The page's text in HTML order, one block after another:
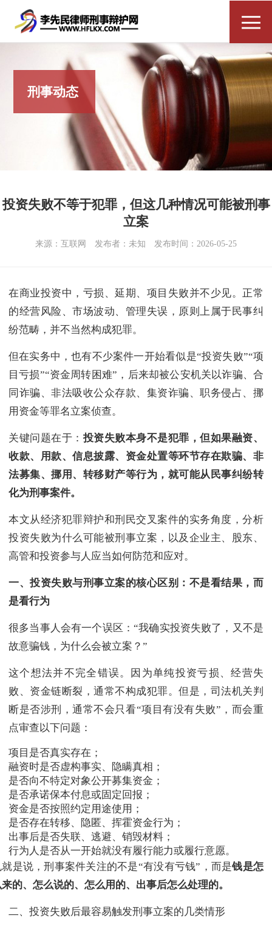
刑事动态
投资失败不等于犯罪，但这几种情况可能被刑事
立案
来源：互联网 发布者：未知 发布时间：2026-05-25
在商业投资中，亏损、延期、项目失败并不少见。正常
的经营风险、市场波动、管理失误，原则上属于民事纠
纷范畴，并不当然构成犯罪。
但在实务中，也有不少案件一开始看似是“投资失败”“项
目亏损”“资金周转困难”，后来却被公安机关以诈骗、合
同诈骗、非法吸收公众存款、集资诈骗、职务侵占、挪
用资金等罪名立案侦查。
关键问题在于： 投资失败本身不是犯罪，但如果融资、
收款、用款、信息披露、资金处置等环节存在欺骗、非
法募集、挪用、转移财产等行为，就可能从民事纠纷转
化为刑事案件。
本文从经济犯罪辩护和刑民交叉案件的实务角度，分析
投资失败为什么可能被刑事立案，以及企业主、股东、
高管和投资参与人应当如何防范和应对。
一、投资失败与刑事立案的核心区别：不是看结果，而
是看行为
很多当事人会有一个误区：“我确实投资失败了，又不是
故意骗钱，为什么会被立案？”
这个想法并不完全错误。因为单纯投资亏损、经营失
败、资金链断裂，通常不构成犯罪。但是，司法机关判
断是否涉刑，通常不会只看“项目有没有失败”，而会重
点审查以下问题：
项目是否真实存在；
融资时是否虚构事实、隐瞒真相；
是否向不特定对象公开募集资金；
是否承诺保本付息或固定回报；
资金是否按照约定用途使用；
是否存在转移、隐匿、挥霍资金行为；
出事后是否失联、逃避、销毁材料；
行为人是否从一开始就没有履行能力或履行意愿。
是说，刑事案件关注的不是“有没有亏钱”，而是钱是怎
的、怎么说的、怎么用的、出事后怎么处理的。
二、投资失败后最容易触发刑事立案的几类情形